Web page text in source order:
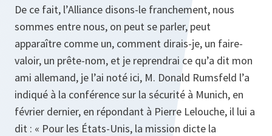
De ce fait, l’Alliance disons-le franchement, nous
sommes entre nous, on peut se parler, peut
apparaître comme un, comment dirais-je, un faire-
valoir, un prête-nom, et je reprendrai ce qu’a dit mon
ami allemand, je l’ai noté ici, M. Donald Rumsfeld l’a
indiqué à la conférence sur la sécurité à Munich, en
février dernier, en répondant à Pierre Lelouche, il lui a
dit : « Pour les États-Unis, la mission dicte la